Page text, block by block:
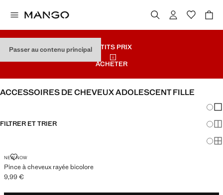
Passer au contenu principalPETITS PRIX
ACHETER
ACCESSOIRES DE CHEVEUX ADOLESCENT FILLE
FILTRER ET TRIER
NEW NOW
Pince à cheveux rayée bicolore
PINCE À CHEVEUX RAYÉE BICOLORE
Prix actuel [9,99 € ]
9,99 €